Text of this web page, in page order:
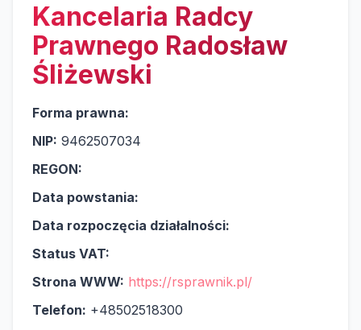
Kancelaria Radcy
Prawnego Radosław
Śliżewski
Forma prawna:
NIP: 9462507034
REGON:
Data powstania:
Data rozpoczęcia działalności:
Status VAT:
Strona WWW: https://rsprawnik.pl/
Telefon: +48502518300